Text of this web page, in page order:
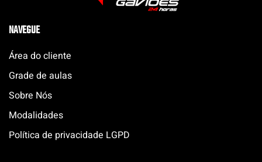
NAVEGUE
Área do cliente
Grade de aulas
Sobre Nós
Modalidades
Política de privacidade LGPD